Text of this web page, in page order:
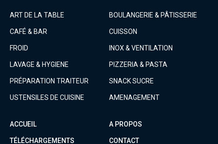
ART DE LA TABLE BOULANGERIE & PÂTISSERIE
CAFÉ & BAR CUISSON
FROID INOX & VENTILATION
LAVAGE & HYGIENE PIZZERIA & PASTA
PRÉPARATION TRAITEUR SNACK SUCRE
USTENSILES DE CUISINE AMENAGEMENT
ACCUEIL A PROPOS
TÉLÉCHARGEMENTS CONTACT